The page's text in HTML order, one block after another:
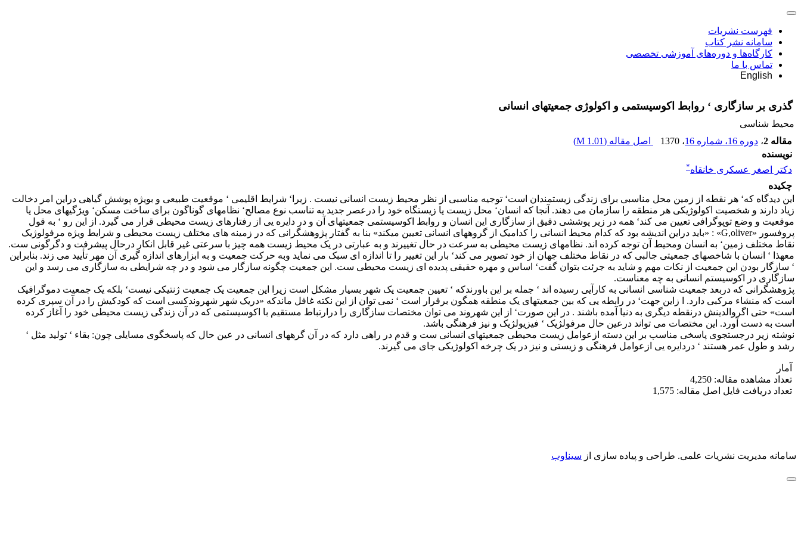
فهرست نشریات
سامانه نشر کتاب
کارگاه‌ها و دوره‌های آموزشی تخصصی
تماس با ما
English
گذری بر سازگاری ‘ روابط اکوسیستمی و اکولوژی جمعیتهای انسانی
محیط شناسی
مقاله 2
، دوره 16، شماره 16 ، 1370 اصل مقاله (1.01 M
)
نویسنده
دکتر اصغر عسکری خانقاه*
چکیده
این دیدگاه که‘ هر نقطه از زمین محل مناسبی برای زندگی زیستمندان است‘ توجیه مناسبی از نظر محیط زیست انسانی نیست . زیرا‘ شرایط اقلیمی ‘ موقعیت طبیعی و بویژه پوشش گیاهی دراین امر دخالت
زیاد دارند و شخصیت اکولوژیکی هر منطقه را سازمان می دهند. آنجا که انسان‘ محل زیست یا زیستگاه خود را درعصر جدید به تناسب نوع مصالح‘ نظامهای گوناگون برای ساخت مسکن‘ ویژگیهای محل یا
موقعیت و وضع توپوگرافی تعیین می کند‘ همه در زیر پوششی دقیق از سازگاری این انسان و روابط اکوسیستمی جمعیتهای آن و در دایره یی از رفتارهای زیست محیطی قرار می گیرد. از این رو ‘ به قول
پروفسور «G,oliver» : «باید دراین اندیشه بود که کدام محیط انسانی را کدامیک از گروههای انسانی تعیین میکند» بنا به گفتار پژوهشگرانی که در زمینه های مختلف زیست محیطی و شرایط ویژه مرفولوژیک
نقاط مختلف زمین‘ به انسان ومحیط آن توجه کرده اند. نظامهای زیست محیطی به سرعت در حال تغییرند و به عبارتی در یک محیط زیست همه چیز با سرعتی غیر قابل انکار درحال پیشرفت و دگرگونی ست.
معهذا ‘ انسان با شاخصهای جمعیتی جالبی که در نقاط مختلف جهان از خود تصویر می کند‘ بار این تغییر را تا اندازه ای سبک می نماید وبه حرکت جمعیت و به ابزارهای اندازه گیری آن مهر تأیید می زند. بنابراین
‘ سازگار بودن این جمعیت از نکات مهم و شاید به جرئت بتوان گفت‘ اساس و مهره حقیقی پدیده ای زیست محیطی ست. این جمعیت چگونه سازگار می شود و در چه شرایطی به سازگاری می رسد و این
سازگاری در اکوسیستم انسانی به چه معناست.
پژوهشگرانی که دربعد جمعیت شناسی انسانی به کارآیی رسیده اند ‘ جمله بر این باورندکه ‘ تعیین جمعیت یک شهر بسیار مشکل است زیرا این جمعیت یک جمعیت ژنتیکی نیست‘ بلکه یک جمعیت دموگرافیک
است که منشاء مرکبی دارد. ا زاین جهت‘ در رابطه یی که بین جمعیتهای یک منطقه همگون برقرار است ‘ نمی توان از این نکته غافل ماندکه «دریک شهر شهروندکسی است که کودکیش را در آن سپری کرده
است» حتی اگروالدینش درنقطه دیگری به دنیا آمده باشند . در این صورت‘ از این شهروند می توان مختصات سازگاری را درارتباط مستقیم با اکوسیستمی که در آن زندگی زیست محیطی خود را آغاز کرده
است به دست آورد. این مختصات می تواند درعین حال مرفولژیک ‘ فیزیولژیک و نیز فرهنگی باشد.
نوشته زیر درجستجوی پاسخی مناسب بر این دسته ازعوامل زیست محیطی جمعیتهای انسانی ست و قدم در راهی دارد که در آن گرههای انسانی در عین حال که پاسخگوی مسایلی چون: بقاء ‘ تولید مثل ‘
رشد و طول عمر هستند ‘ دردایره یی ازعوامل فرهنگی و زیستی و نیز در یک چرخه اکولوژیکی جای می گیرند.
آمار
تعداد مشاهده مقاله: 4,250
تعداد دریافت فایل اصل مقاله: 1,575
سامانه مدیریت نشریات علمی. طراحی و پیاده سازی از سیناوب